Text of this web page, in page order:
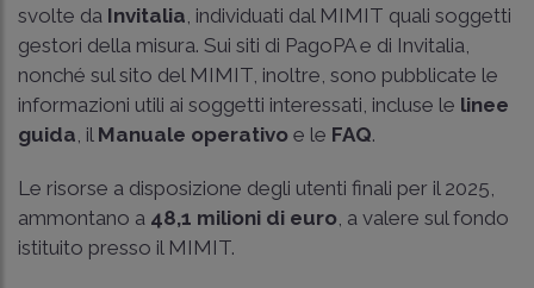
svolte da Invitalia, individuati dal MIMIT quali soggetti
gestori della misura. Sui siti di PagoPA e di Invitalia,
nonché sul sito del MIMIT, inoltre, sono pubblicate le
informazioni utili ai soggetti interessati, incluse le linee
guida, il Manuale operativo e le FAQ.
Le risorse a disposizione degli utenti finali per il 2025,
ammontano a 48,1 milioni di euro, a valere sul fondo
istituito presso il MIMIT.